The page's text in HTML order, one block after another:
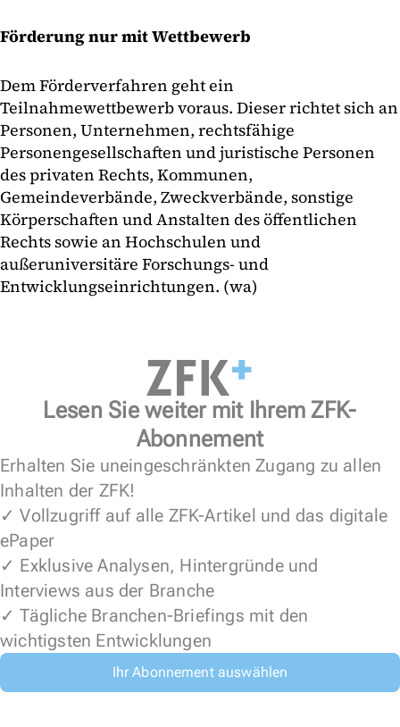
Förderung nur mit Wettbewerb
Dem Förderverfahren geht ein
Teilnahmewettbewerb voraus. Dieser richtet sich an
Personen, Unternehmen, rechtsfähige
Personengesellschaften und juristische Personen
des privaten Rechts, Kommunen,
Gemeindeverbände, Zweckverbände, sonstige
Körperschaften und Anstalten des öffentlichen
Rechts sowie an Hochschulen und
außeruniversitäre Forschungs- und
Entwicklungseinrichtungen. (wa)
Lesen Sie weiter mit Ihrem ZFK-
Abonnement
Erhalten Sie uneingeschränkten Zugang zu allen
Inhalten der ZFK!
✓ Vollzugriff auf alle ZFK-Artikel und das digitale
ePaper
✓ Exklusive Analysen, Hintergründe und
Interviews aus der Branche
✓ Tägliche Branchen-Briefings mit den
wichtigsten Entwicklungen
Ihr Abonnement auswählen